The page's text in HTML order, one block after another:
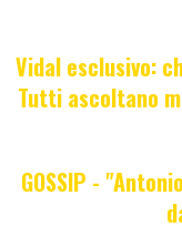
Vidal esclusivo:
Tutti ascoltano
GOSSIP -